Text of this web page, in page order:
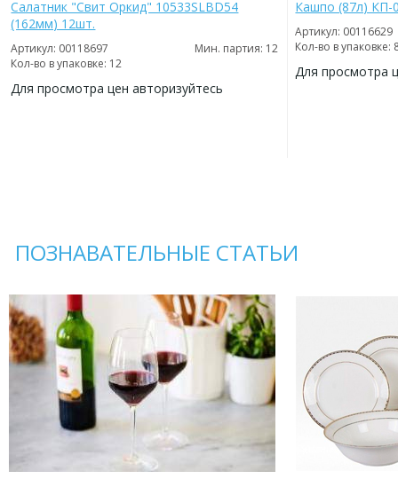
Салатник "Свит Оркид" 10533SLBD54
(162мм) 12шт.
Артикул: 00118697
Мин. партия: 12
Кол-во в упаковке: 12
Для просмотра цен авторизуйтесь
Кашпо (87л) КП-
Артикул: 00116629
Кол-во в упаковке:
Для просмотра
ПОЗНАВАТЕЛЬНЫЕ СТАТЬИ